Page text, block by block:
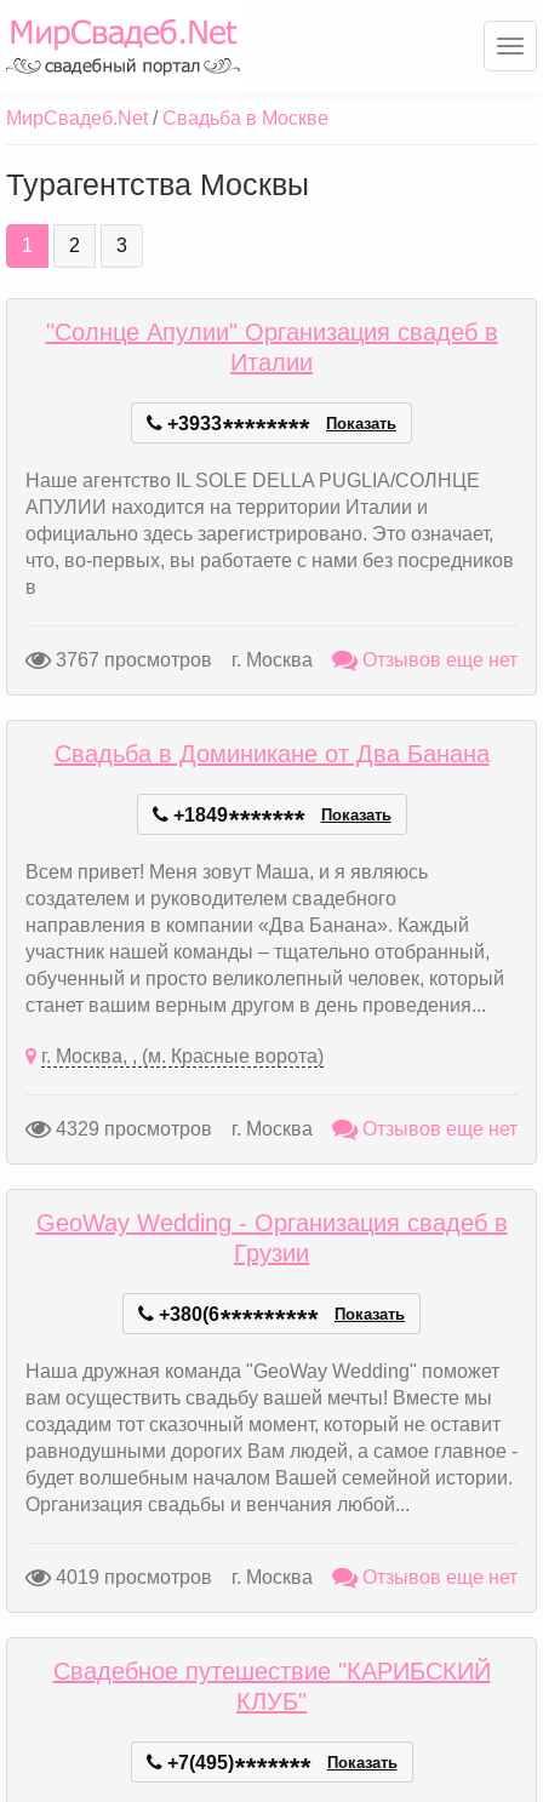
МирСвадеб.Net Свадьба в Москве
Турагентства Москвы
1 2 3
"Солнце Апулии" Организация свадеб в
Италии
+3933******** Показать
Наше агентство IL SOLE DELLA PUGLIA/СОЛНЦЕ
АПУЛИИ находится на территории Италии и
официально здесь зарегистрировано. Это означает,
что, во-первых, вы работаете с нами без посредников
в
3767 просмотров г. Москва Отзывов еще нет
Свадьба в Доминикане от Два Банана
+1849******* Показать
Всем привет! Меня зовут Маша, и я являюсь
создателем и руководителем свадебного
направления в компании «Два Банана». Каждый
участник нашей команды – тщательно отобранный,
обученный и просто великолепный человек, который
станет вашим верным другом в день проведения...
г. Москва, , (м. Красные ворота)
4329 просмотров г. Москва Отзывов еще нет
GeoWay Wedding - Организация свадеб в
Грузии
+380(6********* Показать
Наша дружная команда "GeoWay Wedding" поможет
вам осуществить свадьбу вашей мечты! Вместе мы
создадим тот сказочный момент, который не оставит
равнодушными дорогих Вам людей, а самое главное -
будет волшебным началом Вашей семейной истории.
Организация свадьбы и венчания любой...
4019 просмотров г. Москва Отзывов еще нет
Свадебное путешествие "КАРИБСКИЙ
КЛУБ"
+7(495)******* Показать